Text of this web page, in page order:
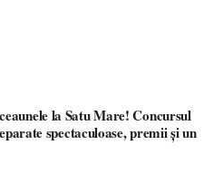
spectaculoase, premii și un